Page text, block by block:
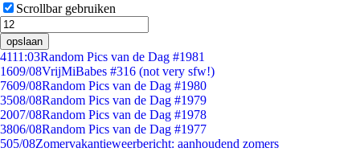
Scrollbar gebruiken
opslaan
4111:03Random Pics van de Dag #1981
1609/08VrijMiBabes #316 (not very sfw!)
7609/08Random Pics van de Dag #1980
3508/08Random Pics van de Dag #1979
2007/08Random Pics van de Dag #1978
3806/08Random Pics van de Dag #1977
505/08Zomervakantieweerbericht: aanhoudend zomers